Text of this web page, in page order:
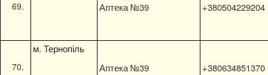
Аптека №39 +380504229204
м. Тернопіль
Аптека №39 +380634851370